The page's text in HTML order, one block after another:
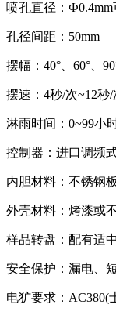
喷孔直径：
孔径间距：50mm
摆幅：40°、60°、
摆速：4秒/次~12秒
淋雨时间：0~99小
控制器：进口调频
内胆材料：不锈钢板
外壳材料：烤漆或
样品转盘：配有适
安全保护：漏电、
电犷要求：AC380(